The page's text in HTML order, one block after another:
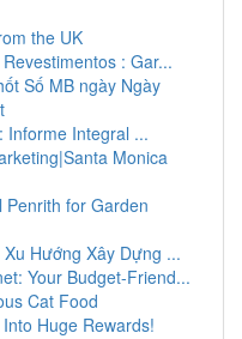
the UK
: Gar...
Số MB ngày Ngày
Informe Integral ...
Monica
Penrith for Garden
Hướng Xây Dựng ...
Your Budget-Friend...
Cat Food
Huge Rewards!